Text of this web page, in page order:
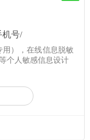
机号/
），在线信息脱敏
个人敏感信息设计